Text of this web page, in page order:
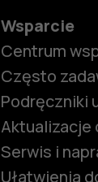
Wsparcie
Centrum
Często
Podręczniki
Aktualizacje
Serwis i
Ułatwienia